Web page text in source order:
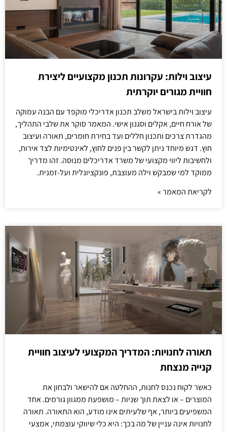
עיצוב וילות: עקרונות תכנון מקצועיים ליצירת
חוויית מגורים יוקרתית
עיצוב וילות בישראל משלב תכנון אדריכלי מוקפד עם הבנה עמוקה
של אורח חיים, אקלים וסגנון אישי. המאמר סוקר את שלבי התהליך,
מהגדרת צרכים ותכנון חללים ועד בחירת חומרים, תאורה ועיצוב
חוץ. דגש מיוחד ניתן לקשר בין פנים לחוץ, לאינטימיות לצד אירוח,
ולחשיבות ליווי מקצועי של משרד אדריכלים מנוסה. זהו מדריך
ממוקד למי שמבקש וילה מעוצבת, פונקציונלית ועל-זמנית.
לקריאת המאמר »
תאורה לחנויות: המדריך המקצועי לעיצוב חוויית
קנייה מנצחת
כאשר לקוח נכנס לחנות, ההחלטה אם להישאר ולבחון את
המוצרים – או לצאת תוך שניות – מושפעת ממגוון גורמים. אחד
המשפיעים ביותר, אף שלעיתים אינו מודע, הוא התאורה. תאורה
לחנויות אינה עניין של מה בכך: היא כלי שיווקי עוצמתי, אמצעי